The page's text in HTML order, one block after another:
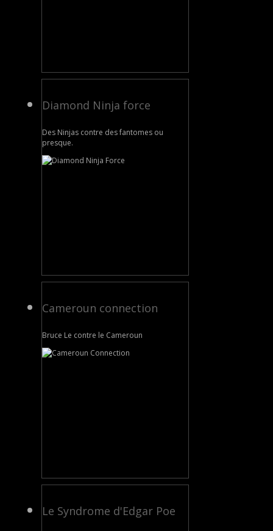
Diamond Ninja force
Des Ninjas contre des fantomes ou
presque.
Cameroun connection
Bruce Le contre le Cameroun
Le Syndrome d'Edgar Poe